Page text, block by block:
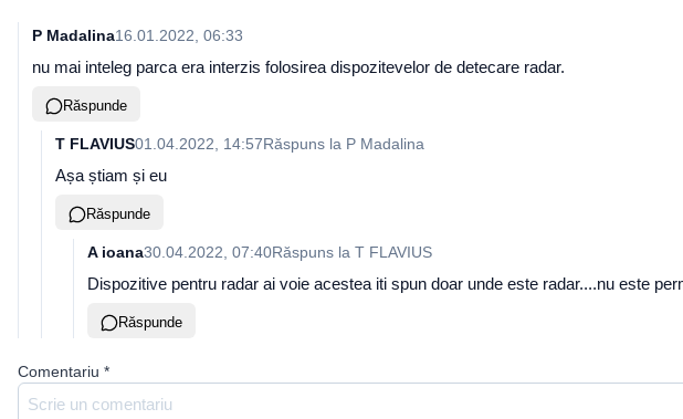
P Madalina16.01.2022, 06:33
nu mai inteleg parca era interzis folosirea dispozitevelor de detecare radar.
Răspunde
T FLAVIUS01.04.2022, 14:57Răspuns la P Madalina
Așa știam și eu
Răspunde
A ioana30.04.2022, 07:40Răspuns la T FLAVIUS
Dispozitive pentru radar ai voie acestea iti spun doar unde este radar....nu este
Răspunde
Comentariu *